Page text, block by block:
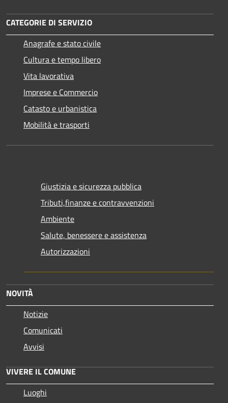
CATEGORIE DI SERVIZIO
Anagrafe e stato civile
Cultura e tempo libero
Vita lavorativa
Imprese e Commercio
Catasto e urbanistica
Mobilità e trasporti
Giustizia e sicurezza pubblica
Tributi,finanze e contravvenzioni
Ambiente
Salute, benessere e assistenza
Autorizzazioni
NOVITÀ
Notizie
Comunicati
Avvisi
VIVERE IL COMUNE
Luoghi